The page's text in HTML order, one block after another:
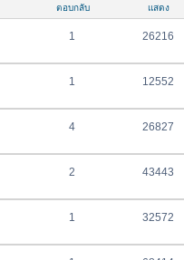
ตอบกลับ แสดง
1 26216
1 12552
4 26827
2 43443
1 32572